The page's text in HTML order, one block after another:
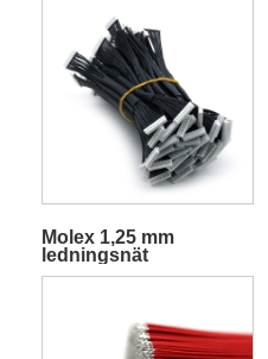
Molex 1,25 mm
ledningsnät